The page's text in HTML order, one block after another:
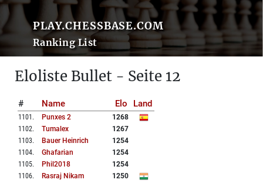
PLAY.CHESSBASE.COM
Ranking List
Eloliste Bullet - Seite 12
# Name Elo Land
1101 . Punxes 2
1268
1102. Tumalex
1267
1103. Bauer Heinrich
1254
1104. Ghafarian
1254
1105. Phil2018
1254
1106. Rasraj Nikam
1250